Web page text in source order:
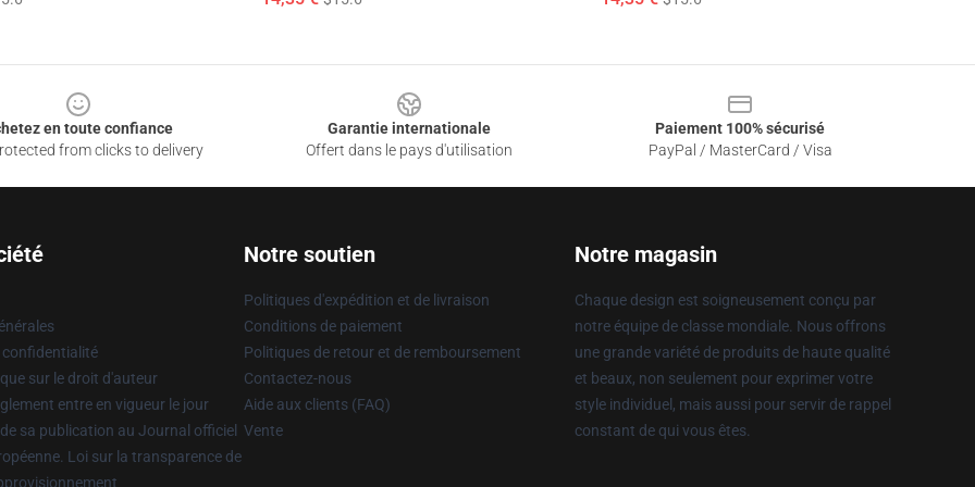
en toute confiance
from clicks to delivery
Garantie internationale
Offert dans le pays d'utilisation
Paiement 100% sécurisé
PayPal / MasterCard / Visa
confidentialité
sur le droit d'auteur
entre en vigueur le jour
sa publication au Journal officiel
Loi sur la transparence de
Notre soutien
Politiques d'expédition et de livraison
Conditions de paiement
Politiques de retour et de remboursement
Contactez-nous
Aide aux clients (FAQ)
Vente
Notre magasin
Chaque design est soigneusement conçu par
notre équipe de classe mondiale. Nous offrons
une grande variété de produits de haute qualité
et beaux, non seulement pour exprimer votre
style individuel, mais aussi pour servir de rappel
constant de qui vous êtes.